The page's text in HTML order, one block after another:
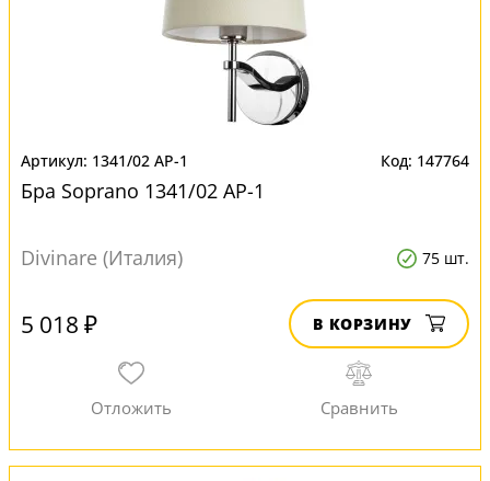
1341/02 AP-1 147764
Бра Soprano 1341/02 AP-1
Divinare (Италия) 75 шт.
5 018 ₽ В КОРЗИНУ